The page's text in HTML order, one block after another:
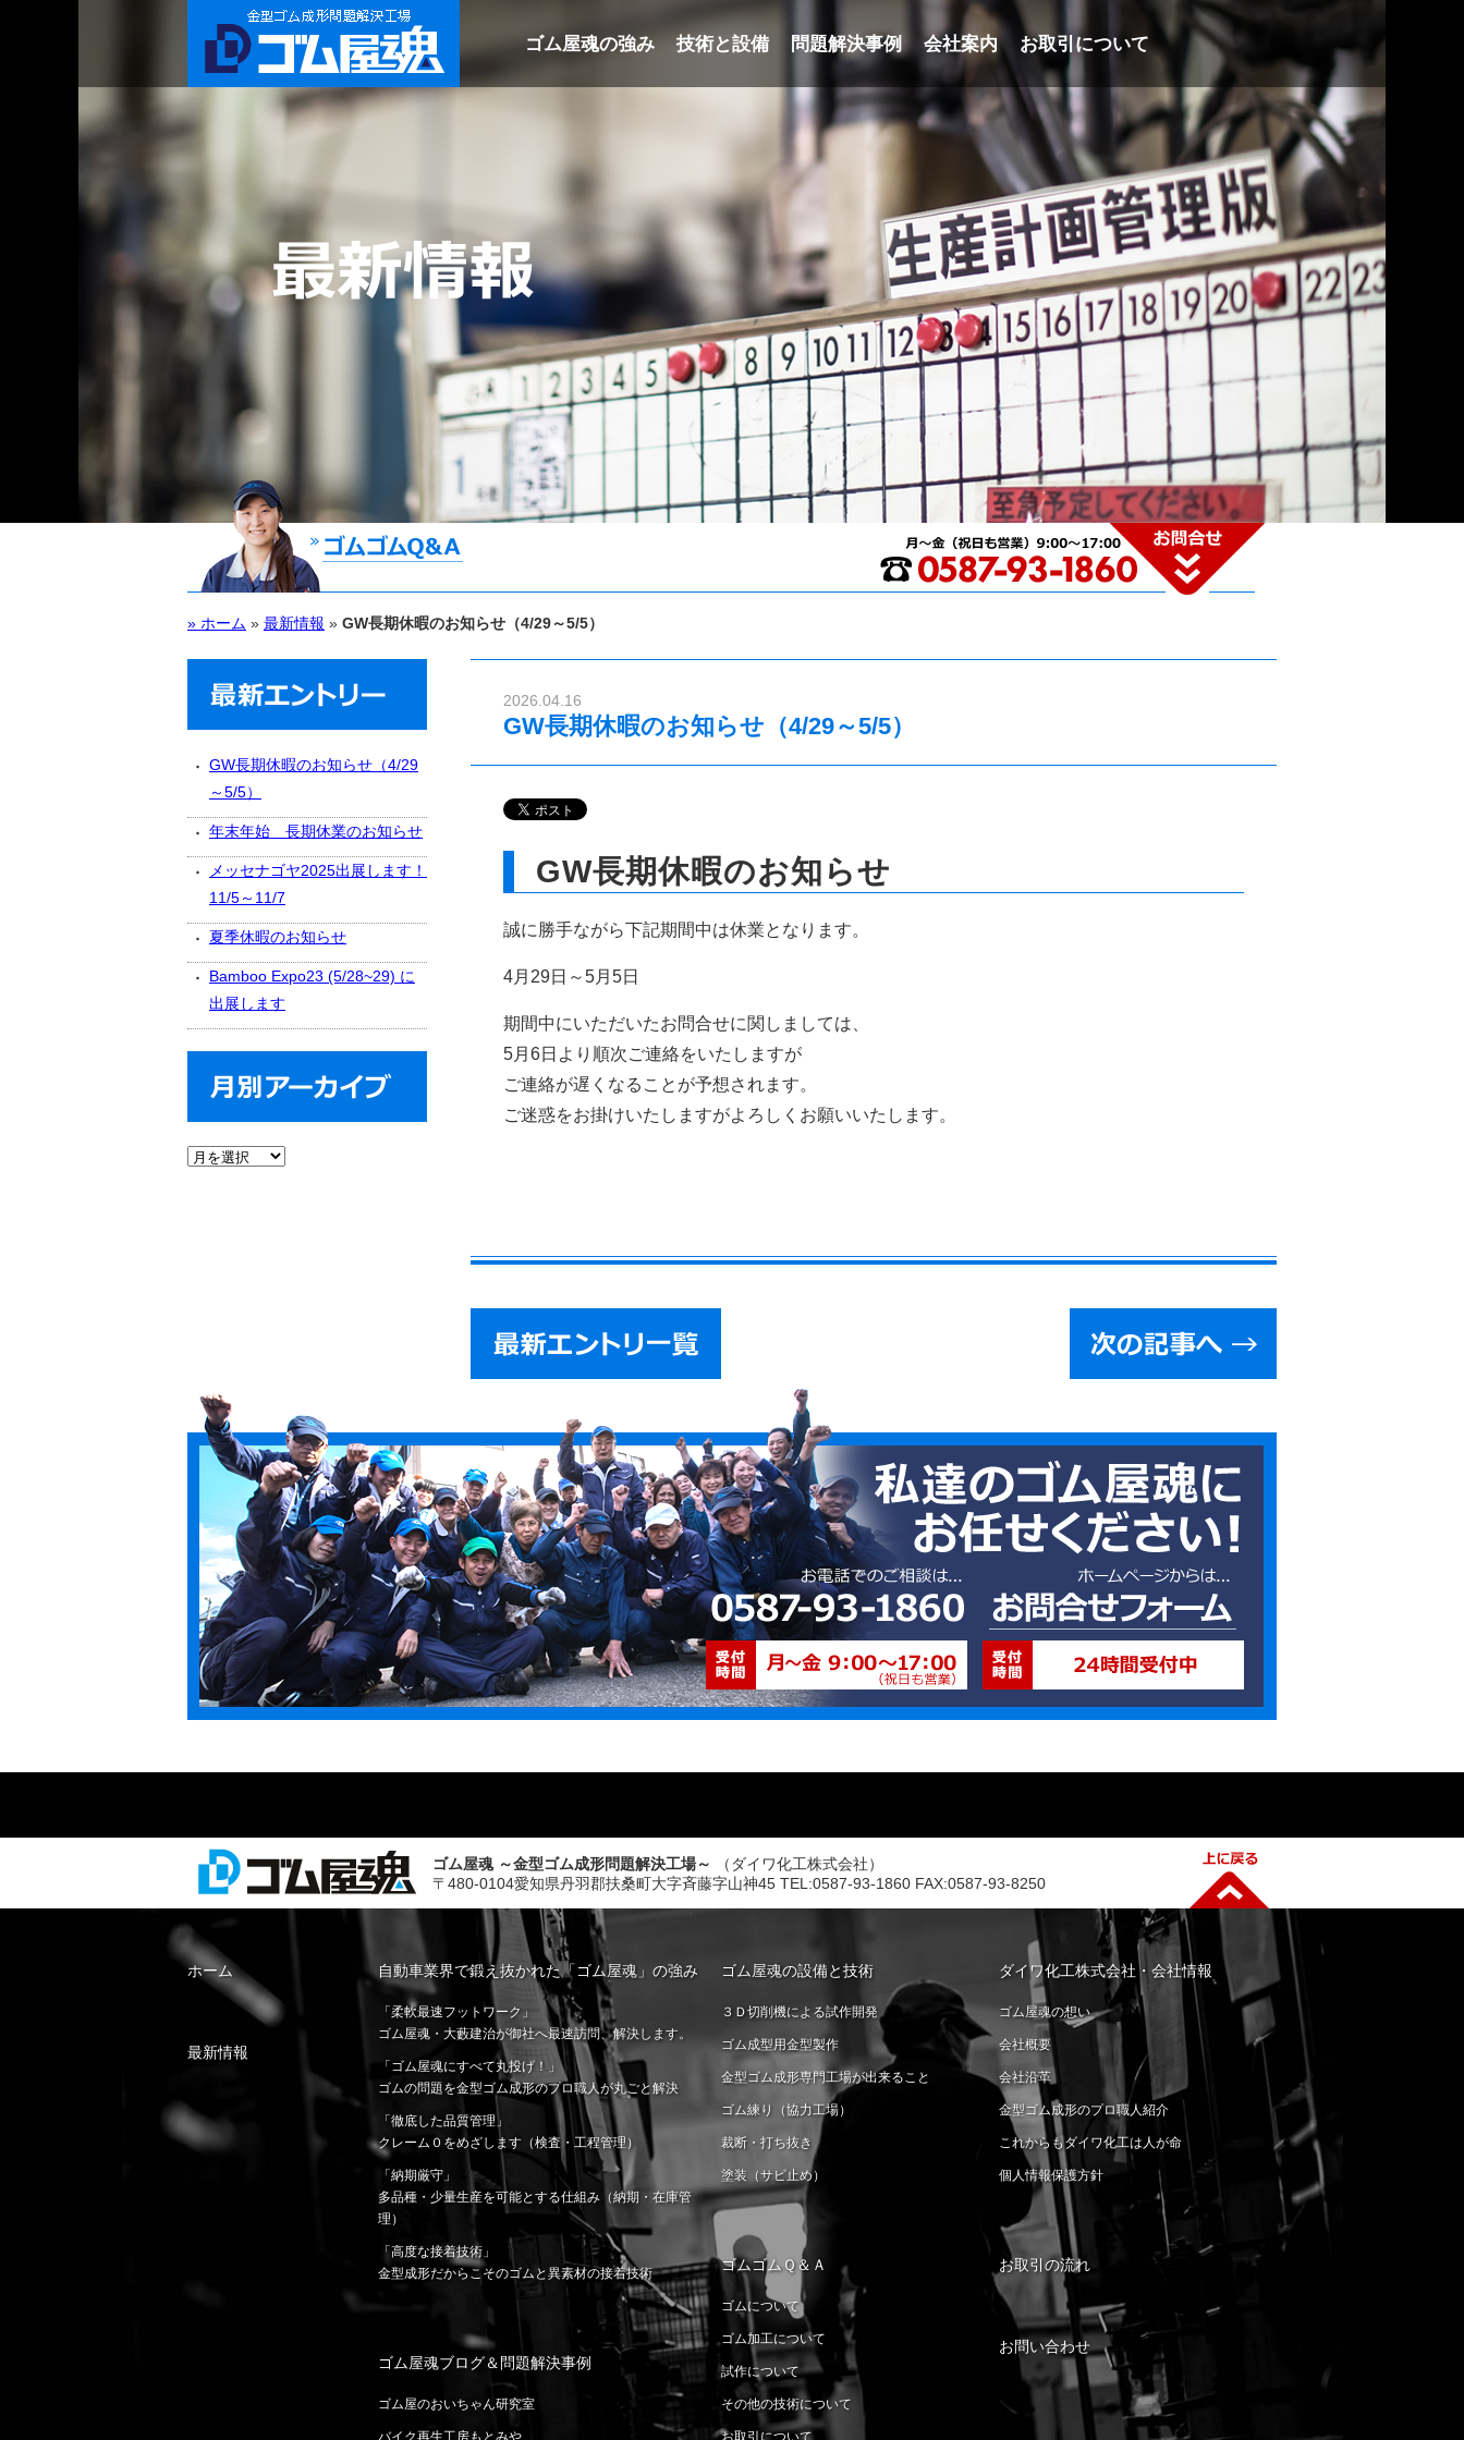
ゴム屋魂の強み 技術と設備 問題解決事例 会社案内 お取引について
» ホーム » 最新情報 » GW長期休暇のお知らせ（4/29～5/5）
2026.04.16
GW長期休暇のお知らせ（4/29～5/5）
GW長期休暇のお知らせ
誠に勝手ながら下記期間中は休業となります。
4月29日～5月5日
期間中にいただいたお問合せに関しましては、
5月6日より順次ご連絡をいたしますが
ご連絡が遅くなることが予想されます。
ご迷惑をお掛けいたしますがよろしくお願いいたします。
GW長期休暇のお知らせ（4/29
～5/5）
年末年始 長期休業のお知らせ
メッセナゴヤ2025出展します！
11/5～11/7
夏季休暇のお知らせ
Bamboo Expo23 (5/28~29) に
出展します
ゴム屋魂 ～金型ゴム成形問題解決工場～
（ダイワ化工株式会社）
〒480-0104愛知県丹羽郡扶桑町大字斉藤字山神45 TEL:0587-93-1860 FAX:0587-93-8250
ホーム
最新情報
自動車業界で鍛え抜かれた「ゴム屋魂」の強み
「柔軟最速フットワーク」
ゴム屋魂・大藪建治が御社へ最速訪問、解決します。
「ゴム屋魂にすべて丸投げ！」
ゴムの問題を金型ゴム成形のプロ職人が丸ごと解決
「徹底した品質管理」
クレーム０をめざします（検査・工程管理）
「納期厳守」
多品種・少量生産を可能とする仕組み（納期・在庫管
理）
「高度な接着技術」
金型成形だからこそのゴムと異素材の接着技術
ゴム屋魂ブログ＆問題解決事例
ゴム屋のおいちゃん研究室
バイク再生工房もとみや
ゴム屋魂の設備と技術
３Ｄ切削機による試作開発
ゴム成型用金型製作
金型ゴム成形専門工場が出来ること
ゴム練り（協力工場）
裁断・打ち抜き
塗装（サビ止め）
ゴムゴムＱ＆Ａ
ゴムについて
ゴム加工について
試作について
その他の技術について
お取引について
ダイワ化工株式会社・会社情報
ゴム屋魂の想い
会社概要
会社沿革
金型ゴム成形のプロ職人紹介
これからもダイワ化工は人が命
個人情報保護方針
お取引の流れ
お問い合わせ